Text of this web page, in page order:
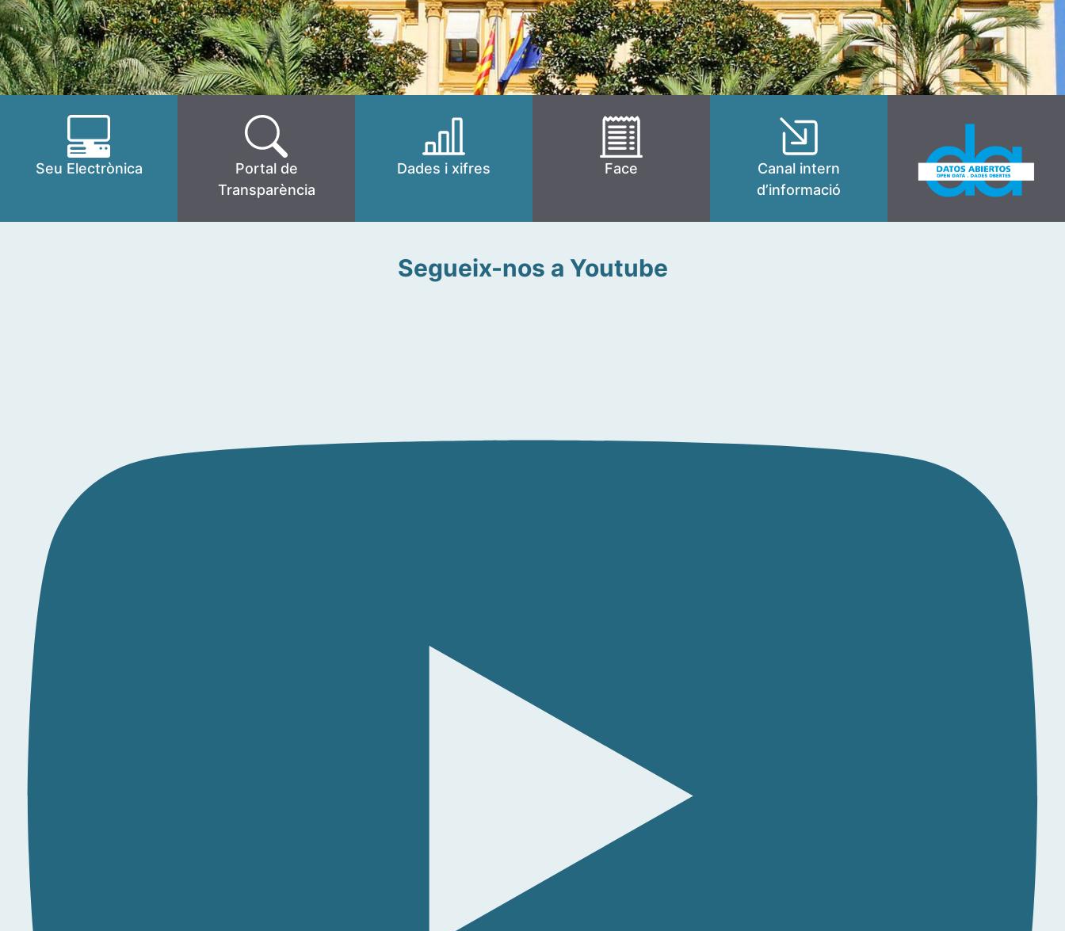
Seu Electrònica
Portal de
Transparència
Dades i xifres Face
Canal intern
d’informació
Segueix-nos a Youtube